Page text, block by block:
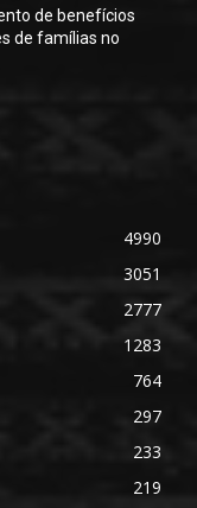
de benefícios
de famílias no
4990
3051
2777
1283
764
297
233
219